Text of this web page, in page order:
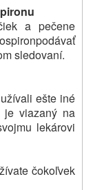
a pečene
podávať
sledovaní.
ešte iné
je viazaný na
lekárovi
čokoľvek